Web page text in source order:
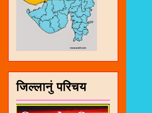
जिल्लानुं परिचय